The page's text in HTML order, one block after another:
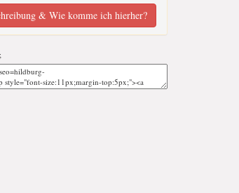
& Wie komme ich hierher?